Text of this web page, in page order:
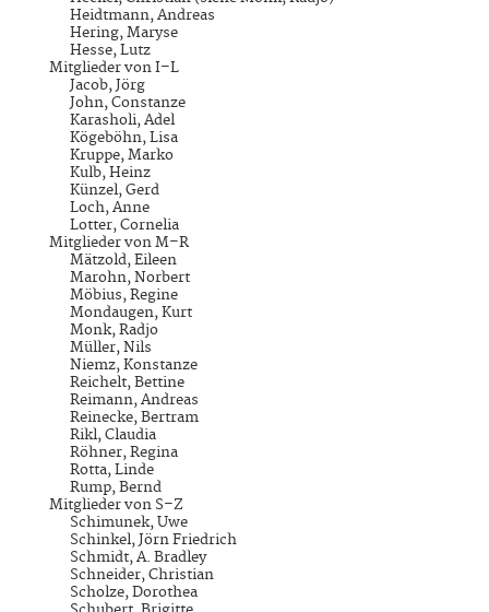
Heidtmann, Andreas
Hering, Maryse
Hesse, Lutz
Mitglieder von I–L
Jacob, Jörg
John, Constanze
Karasholi, Adel
Kögeböhn, Lisa
Kruppe, Marko
Kulb, Heinz
Künzel, Gerd
Loch, Anne
Lotter, Cornelia
Mitglieder von M–R
Mätzold, Eileen
Marohn, Norbert
Möbius, Regine
Mondaugen, Kurt
Monk, Radjo
Müller, Nils
Niemz, Konstanze
Reichelt, Bettine
Reimann, Andreas
Reinecke, Bertram
Rikl, Claudia
Röhner, Regina
Rotta, Linde
Rump, Bernd
Mitglieder von S–Z
Schimunek, Uwe
Schinkel, Jörn Friedrich
Schmidt, A. Bradley
Schneider, Christian
Scholze, Dorothea